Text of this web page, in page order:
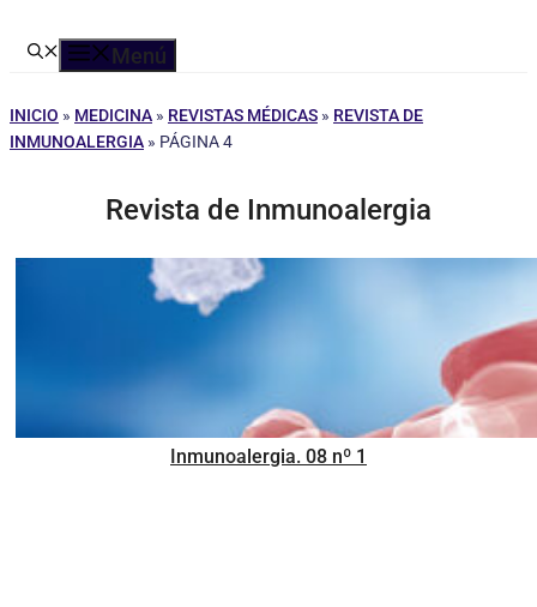
Menú
INICIO » MEDICINA » REVISTAS MÉDICAS » REVISTA DE
INMUNOALERGIA » PÁGINA 4
Revista de Inmunoalergia
Inmunoalergia. 08 nº 1